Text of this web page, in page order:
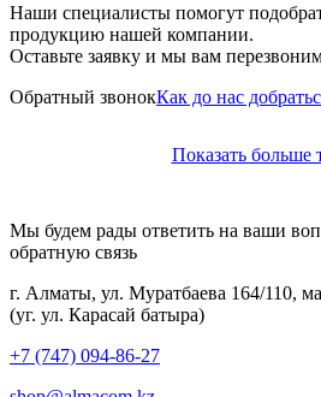
Наши специалисты помогут
продукцию нашей компании.
Оставьте заявку и мы вам
Обратный звонокКак до нас
Показать больше
Мы будем рады ответить на ваши
обратную связь
г. Алматы, ул. Муратбаева 164/110,
(уг. ул. Карасай батыра)
+7 (747) 094-86-27